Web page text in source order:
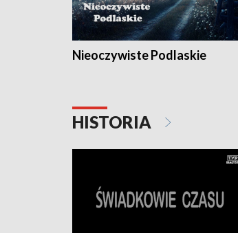
Nieoczywiste Podlaskie
HISTORIA